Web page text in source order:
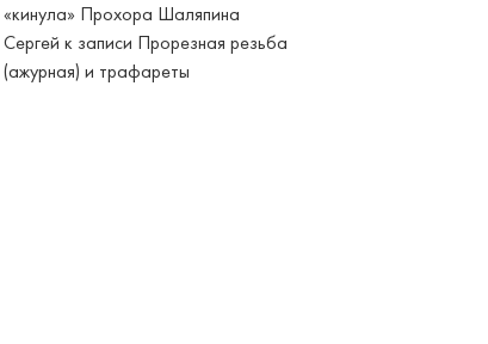
«кинула» Прохора Шаляпина
Сергей к записи Прорезная резьба
(ажурная) и трафареты